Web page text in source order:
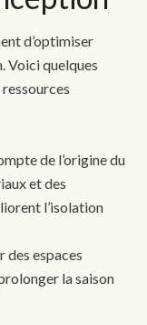
d’optimiser
Voici quelques
de l’origine du
et des
l’isolation
des espaces
la saison